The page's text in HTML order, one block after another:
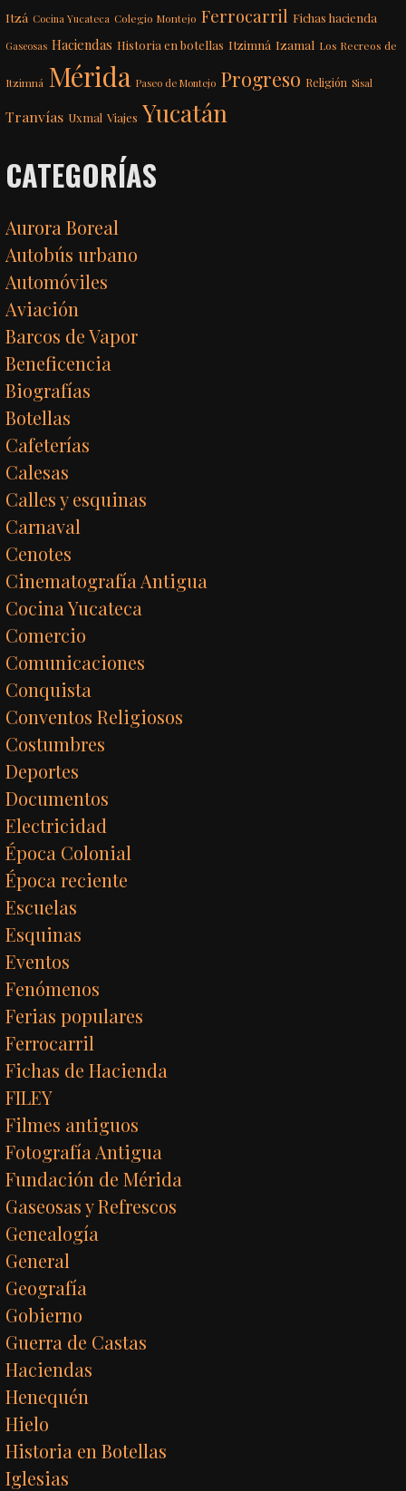
Itzá Cocina Yucateca Colegio Montejo Ferrocarril Fichas hacienda
Gaseosas Haciendas Historia en botellas Itzimná Izamal Los Recreos de
Itzimná Mérida Paseo de Montejo Progreso Religión Sisal
Tranvías Uxmal Viajes Yucatán
CATEGORÍAS
Aurora Boreal
Autobús urbano
Automóviles
Aviación
Barcos de Vapor
Beneficencia
Biografías
Botellas
Cafeterías
Calesas
Calles y esquinas
Carnaval
Cenotes
Cinematografía Antigua
Cocina Yucateca
Comercio
Comunicaciones
Conquista
Conventos Religiosos
Costumbres
Deportes
Documentos
Electricidad
Época Colonial
Época reciente
Escuelas
Esquinas
Eventos
Fenómenos
Ferias populares
Ferrocarril
Fichas de Hacienda
FILEY
Filmes antiguos
Fotografía Antigua
Fundación de Mérida
Gaseosas y Refrescos
Genealogía
General
Geografía
Gobierno
Guerra de Castas
Haciendas
Henequén
Hielo
Historia en Botellas
Iglesias